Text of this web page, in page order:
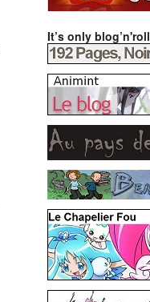
It’s only blog’n'roll